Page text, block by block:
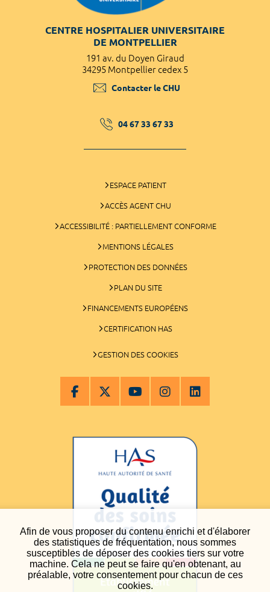
Afin de vous proposer du contenu enrichi et d'élaborer
des statistiques de fréquentation, nous sommes
susceptibles de déposer des cookies tiers sur votre
machine. Cela ne peut se faire qu'en obtenant, au
préalable, votre consentement pour chacun de ces
cookies.
CENTRE HOSPITALIER UNIVERSITAIRE
DE MONTPELLIER
191 av. du Doyen Giraud
34295 Montpellier cedex 5
Contacter le CHU
04 67 33 67 33
ESPACE PATIENT
ACCÈS AGENT CHU
ACCESSIBILITÉ : PARTIELLEMENT CONFORME
MENTIONS LÉGALES
PROTECTION DES DONNÉES
PLAN DU SITE
FINANCEMENTS EUROPÉENS
CERTIFICATION HAS
GESTION DES COOKIES